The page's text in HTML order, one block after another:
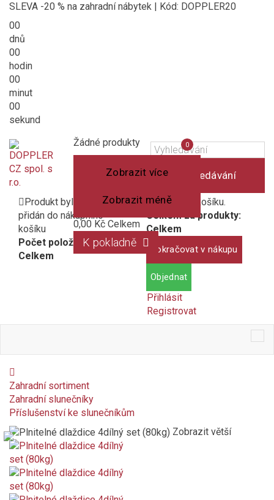
SLEVA -20 % na zahradní nábytek | Kód: DOPPLER20
00
dnů
00
hodin
00
minut
00
sekund
Vyhledávání
Košík
(prázdný)
Žádné produkty
Zobrazit více
Zobrazit méně
0,00 Kč Celkem
K pokladně
Produkt byl úspěšně
přidán do nákupního
košíku
Počet položek:
Celkem
1 produkt v košíku.
Celkem za produkty:
Celkem
Pokračovat v nákupu
Objednat
Přihlásit
Registrovat
Porovnání
produktů
0
Zahradní sortiment
Zahradní slunečníky
Příslušenství ke slunečníkům
Zobrazit větší